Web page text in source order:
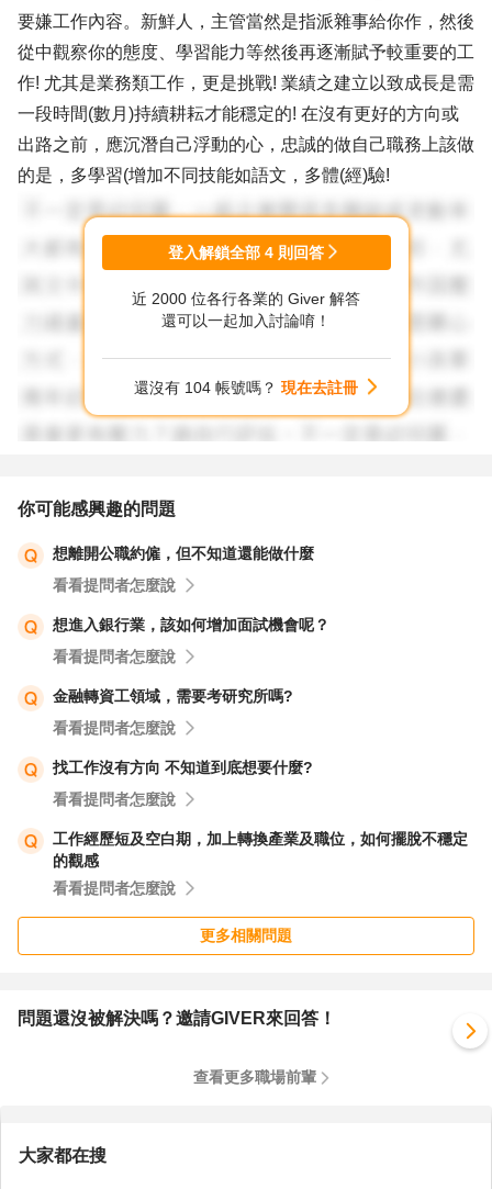
要嫌工作內容。新鮮人，主管當然是指派雜事給你作，然後
從中觀察你的態度、學習能力等然後再逐漸賦予較重要的工
作! 尤其是業務類工作，更是挑戰! 業績之建立以致成長是需
一段時間(數月)持續耕耘才能穩定的! 在沒有更好的方向或
出路之前，應沉潛自己浮動的心，忠誠的做自己職務上該做
的是，多學習(增加不同技能如語文，多體(經)驗!
登入解鎖全部 4 則回答
近 2000 位各行各業的 Giver 解答
還可以一起加入討論唷！
還沒有 104 帳號嗎？ 現在去註冊
你可能感興趣的問題
想離開公職約僱，但不知道還能做什麼
看看提問者怎麼說
想進入銀行業，該如何增加面試機會呢？
看看提問者怎麼說
金融轉資工領域，需要考研究所嗎?
看看提問者怎麼說
找工作沒有方向 不知道到底想要什麼?
看看提問者怎麼說
工作經歷短及空白期，加上轉換產業及職位，如何擺脫不穩定
的觀感
看看提問者怎麼說
更多相關問題
問題還沒被解決嗎？邀請GIVER來回答！
查看更多職場前輩
大家都在搜